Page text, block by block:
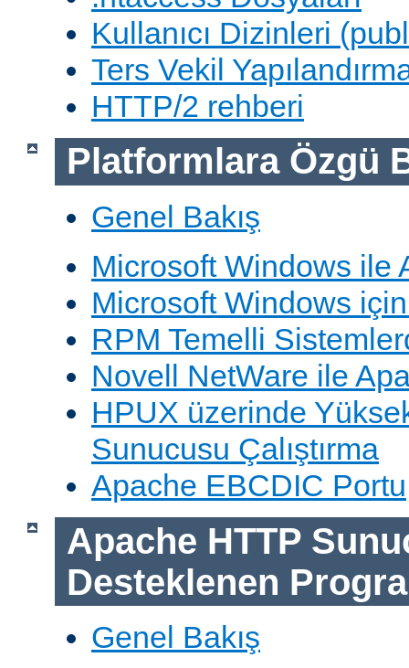
Kullanıcı Dizinleri
Ters Vekil
HTTP/2 rehberi
Platformlara Özgü
Genel Bakış
Microsoft Windows ile
Microsoft Windows
RPM Temelli
Novell NetWare ile
HPUX üzerinde
Sunucusu Çalıştırma
Apache EBCDIC Portu
Apache HTTP
Desteklenen
Genel Bakış